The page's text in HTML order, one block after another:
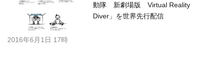
動隊 新劇場版 Virtual Reality
Diver」を世界先行配信
2016年6月1日 17時